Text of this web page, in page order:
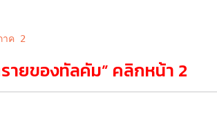
าค 2
ายของทัลคัม” คลิกหน้า 2